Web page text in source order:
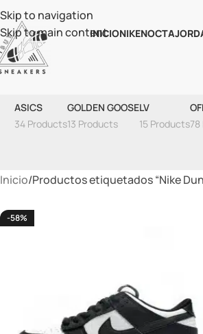
Skip to navigation
Skip to main content
INICIONIKENOCTA
ASICS
34 Products
GOLDEN GOOSE
13 Products
LV
15 Products
Inicio Productos etiquetados “Nike
-58%